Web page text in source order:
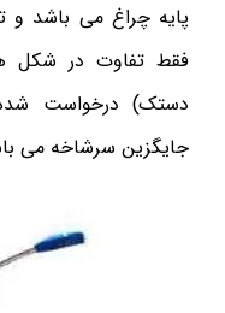
پایه چراغ می باشد و
فقط تفاوت در شکل
دستک) درخواست
جایگزین سرشاخه می